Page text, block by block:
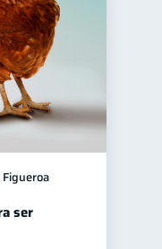
Figueroa
ser